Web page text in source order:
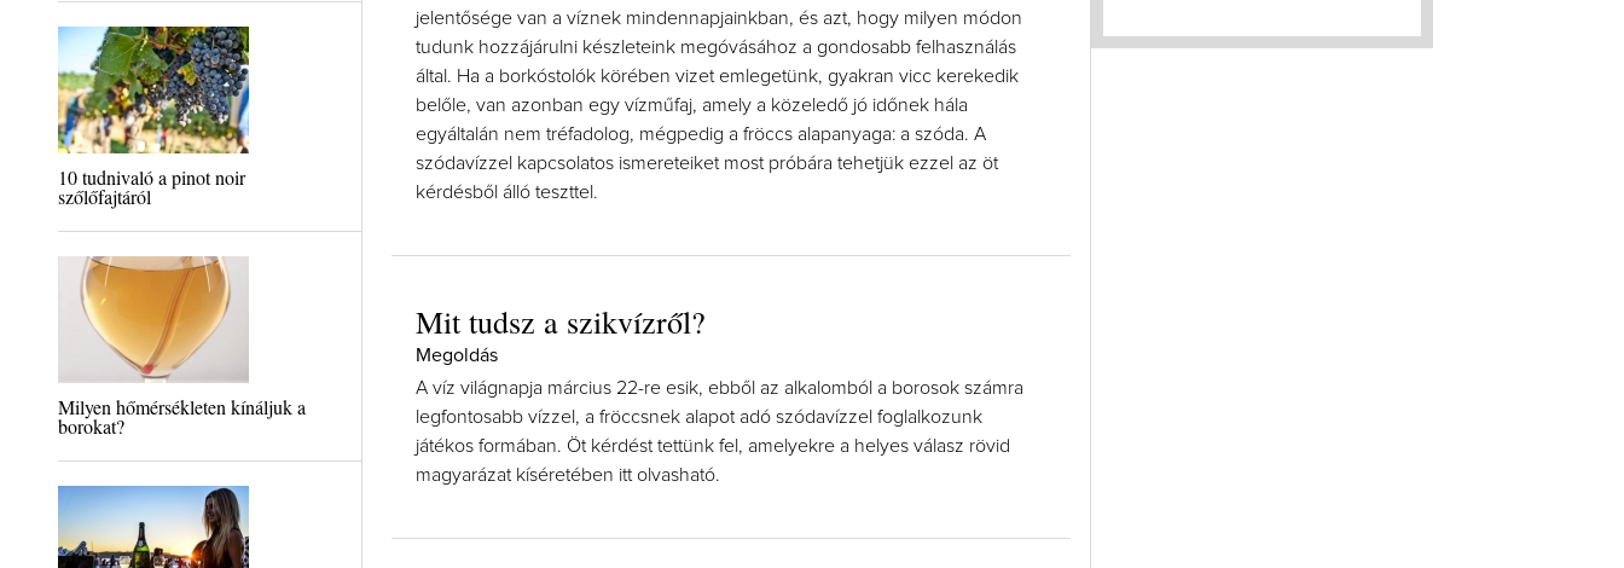
10 tudnivaló a pinot noir
szőlőfajtáról
Milyen hőmérsékleten kínáljuk a
borokat?
jelentősége van a víznek mindennapjainkban, és azt, hogy milyen módon
tudunk hozzájárulni készleteink megóvásához a gondosabb felhasználás
által. Ha a borkóstolók körében vizet emlegetünk, gyakran vicc kerekedik
belőle, van azonban egy vízműfaj, amely a közeledő jó időnek hála
egyáltalán nem tréfadolog, mégpedig a fröccs alapanyaga: a szóda. A
szódavízzel kapcsolatos ismereteiket most próbára tehetjük ezzel az öt
kérdésből álló teszttel.
Mit tudsz a szikvízről?
Megoldás
A víz világnapja március 22-re esik, ebből az alkalomból a borosok számra
legfontosabb vízzel, a fröccsnek alapot adó szódavízzel foglalkozunk
játékos formában. Öt kérdést tettünk fel, amelyekre a helyes válasz rövid
magyarázat kíséretében itt olvasható.